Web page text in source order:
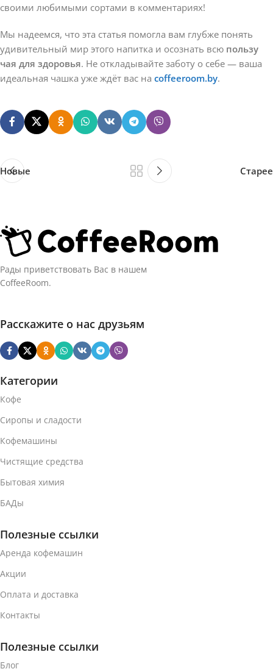
своими любимыми сортами в комментариях!
Мы надеемся, что эта статья помогла вам глубже понять
удивительный мир этого напитка и осознать всю пользу
чая для здоровья. Не откладывайте заботу о себе — ваша
идеальная чашка уже ждёт вас на coffeeroom.by.
Новые Старее
Рады приветствовать Вас в нашем
CoffeeRoom.
Расскажите о нас друзьям
Категории
Кофе
Сиропы и сладости
Кофемашины
Чистящие средства
Бытовая химия
БАДы
Полезные ссылки
Аренда кофемашин
Акции
Оплата и доставка
Контакты
Полезные ссылки
Блог